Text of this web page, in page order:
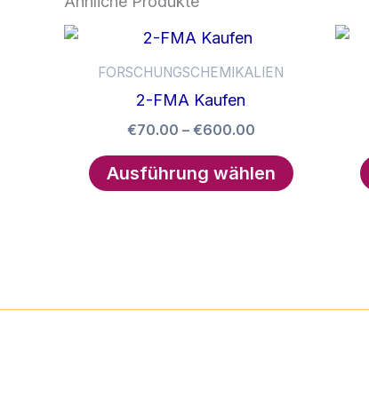
FORSCHUNGSCHEMIKALIEN
2-FMA Kaufen
€70.00 – €600.00Preisspanne:
bis
€600.00
Ausführung wählen
Produkt
Die